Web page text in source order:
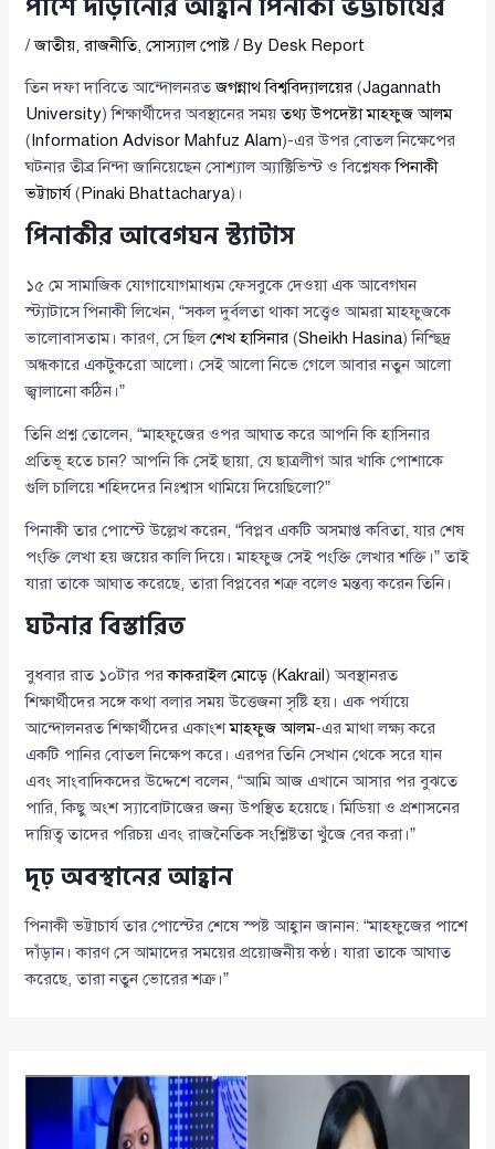
/জাতীয়,রাজনীতি,সোস্যাল পোষ্ট / By Desk Report
তিন দফা দাবিতে আন্দোলনরতজগন্নাথ বিশ্ববিদ্যালয়ের (Jagannath
University) শিক্ষার্থীদের অবস্থানের সময়তথ্য উপদেষ্টা মাহফুজ আলম
( Information Advisor Mahfuz Alam)-এর উপর বোতল নিক্ষেপের
ঘটনার তীব্র নিন্দা জানিয়েছেন সোশ্যাল অ্যাক্টিভিস্ট ও বিশ্লেষকপিনাকী
ভট্টাচার্য ( Pinaki Bhattacharya)।
পিনাকীর আবেগঘন স্ট্যাটাস
১৫ মে সামাজিক যোগাযোগমাধ্যম ফেসবুকে দেওয়া এক আবেগঘন
স্ট্যাটাসে পিনাকী লিখেন, “সকল দুর্বলতা থাকা সত্ত্বেও আমরা মাহফুজকে
ভালোবাসতাম। কারণ, সে ছিলশেখ হাসিনার (Sheikh Hasina) নিশ্ছিদ্র
অন্ধকারে একটুকরো আলো। সেই আলো নিভে গেলে আবার নতুন আলো
জ্বালানো কঠিন।”
তিনি প্রশ্ন তোলেন, “মাহফুজের ওপর আঘাত করে আপনি কি হাসিনার
প্রতিভূ হতে চান? আপনি কি সেই ছায়া, যে ছাত্রলীগ আর খাকি পোশাকে
গুলি চালিয়ে শহিদদের নিঃশ্বাস থামিয়ে দিয়েছিলো?”
পিনাকী তার পোস্টে উল্লেখ করেন, “বিপ্লব একটি অসমাপ্ত কবিতা, যার শেষ
পংক্তি লেখা হয় জয়ের কালি দিয়ে। মাহফুজ সেই পংক্তি লেখার শক্তি।” তাই
যারা তাকে আঘাত করেছে, তারা বিপ্লবের শত্রু বলেও মন্তব্য করেন তিনি।
ঘটনার বিস্তারিত
বুধবার রাত ১০টার পরকাকরাইল মোড়ে (Kakrail ) অবস্থানরত
শিক্ষার্থীদের সঙ্গে কথা বলার সময় উত্তেজনা সৃষ্টি হয়। এক পর্যায়ে
আন্দোলনরত শিক্ষার্থীদের একাংশমাহফুজ আলম-এর মাথা লক্ষ্য করে
একটি পানির বোতল নিক্ষেপ করে। এরপর তিনি সেখান থেকে সরে যান
এবং সাংবাদিকদের উদ্দেশে বলেন, “আমি আজ এখানে আসার পর বুঝতে
পারি, কিছু অংশ স্যাবোটাজের জন্য উপস্থিত হয়েছে। মিডিয়া ও প্রশাসনের
দায়িত্ব তাদের পরিচয় এবং রাজনৈতিক সংশ্লিষ্টতা খুঁজে বের করা।”
দৃঢ় অবস্থানের আহ্বান
পিনাকী ভট্টাচার্য তার পোস্টের শেষে স্পষ্ট আহ্বান জানান: “মাহফুজের পাশে
দাঁড়ান। কারণ সে আমাদের সময়ের প্রয়োজনীয় কণ্ঠ। যারা তাকে আঘাত
করেছে, তারা নতুন ভোরের শত্রু।”